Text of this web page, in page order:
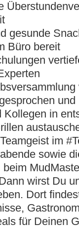
gesunde
Büro bereit
in
im
sowie
wirst Du
Dort
für Deinen